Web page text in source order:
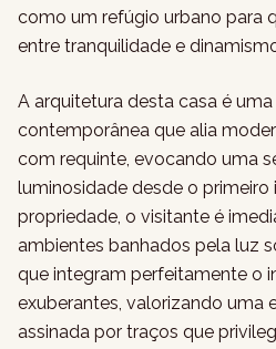
como um refúgio urbano para
entre tranquilidade e
A arquitetura desta casa é
contemporânea que alia
com requinte, evocando uma
luminosidade desde o primeiro
propriedade, o visitante é
ambientes banhados pela luz
que integram perfeitamente o
exuberantes, valorizando uma
assinada por traços que